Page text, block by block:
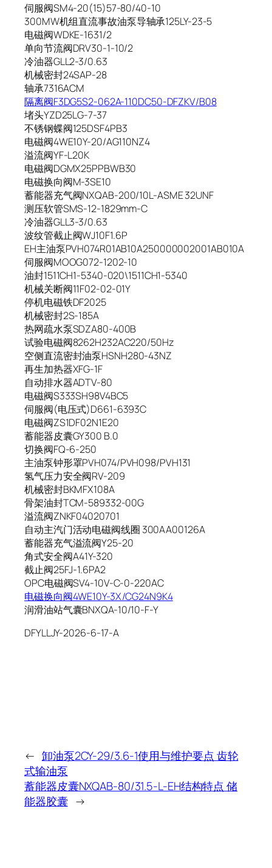
伺服阀SM4-20(15)57-80/40-10
300MW机组直流事故油泵导轴承125LY-23-5
电磁阀WDKE-1631/2
单向节流阀DRV30-1-10/2
冷油器GLL2-3/0.63
机械密封24SAP-28
轴承7316ACM
隔离阀F3DG5S2-062A-110DC50-DFZKV/B08
堵头YZD25LG-7-37
不锈钢蝶阀125DSF4PB3
电磁阀4WE10Y-20/AG110NZ4
溢流阀YF-L20K
电磁阀DGMX25PPBWB30
电磁换向阀M-3SE10
蓄能器充气阀NXQAB-200/10L-ASME 32UNF
测压软管SMS-12-1829mm-C
冷油器GLL3-3/0.63
波纹管截止阀WJ10F1.6P
EH主油泵PVH074R01AB10A250000002001AB010A
伺服阀MOOG072-1202-10
油封1511CH1-5340-020\1511CH1-5340
机械关断阀11F02-02-01Y
停机电磁铁DF2025
机械密封2S-185A
热网疏水泵SDZA80-400B
试验电磁阀8262H232AC220/50Hz
空侧直流密封油泵HSNH280-43NZ
再生加热器XFG-1F
自动排水器ADTV-80
电磁阀S333SH98V4BC5
伺服阀(电压式)D661-6393C
电磁阀ZS1DF02N1E20
蓄能器皮囊GY300 B.0
切换阀FQ-6-250
主油泵钟形罩PVH074/PVH098/PVH131
氢气压力安全阀RV-209
机械密封BKMFX108A
骨架油封TCM-589332-00G
溢流阀ZNKF04020701
自动主汽门活动电磁阀线圈 300AA00126A
蓄能器充气溢流阀Y25-20
角式安全阀A41Y-320
截止阀25FJ-1.6PA2
OPC电磁阀SV4-10V-C-0-220AC
电磁换向阀4WE10Y-3X/CG24N9K4
润滑油站气囊BNXQA-10/10-F-Y
DFYLLJY-2026-6-17-A
← 卸油泵2CY-29/3.6-1使用与维护要点 齿轮
式输油泵
蓄能器皮囊NXQAB-80/31.5-L-EH结构特点 储
能器胶囊 →